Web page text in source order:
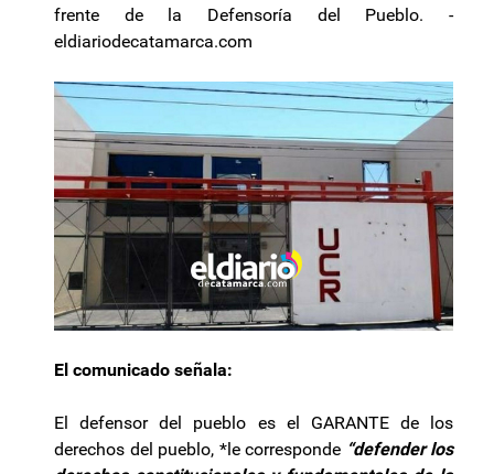
frente de la Defensoría del Pueblo. -
eldiariodecatamarca.com
El comunicado señala:
El defensor del pueblo es el GARANTE de los
derechos del pueblo, *le corresponde “defender los